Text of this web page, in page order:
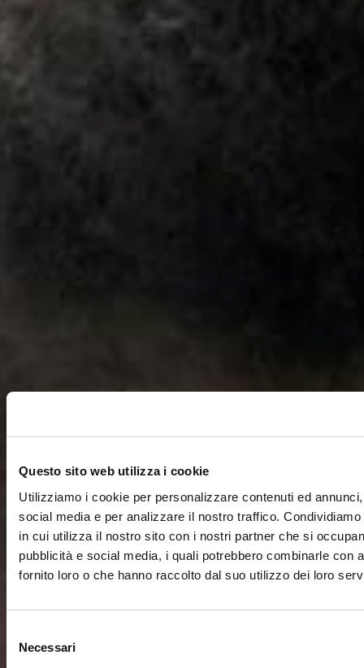
Questo sito web utilizza i cookie
Utilizziamo i cookie per personalizzare contenuti ed
social media e per analizzare il nostro traffico.
in cui utilizza il nostro sito con i nostri partner che si
pubblicità e social media, i quali potrebbero combinarle con
fornito loro o che hanno raccolto dal suo utilizzo dei loro
delNecessari